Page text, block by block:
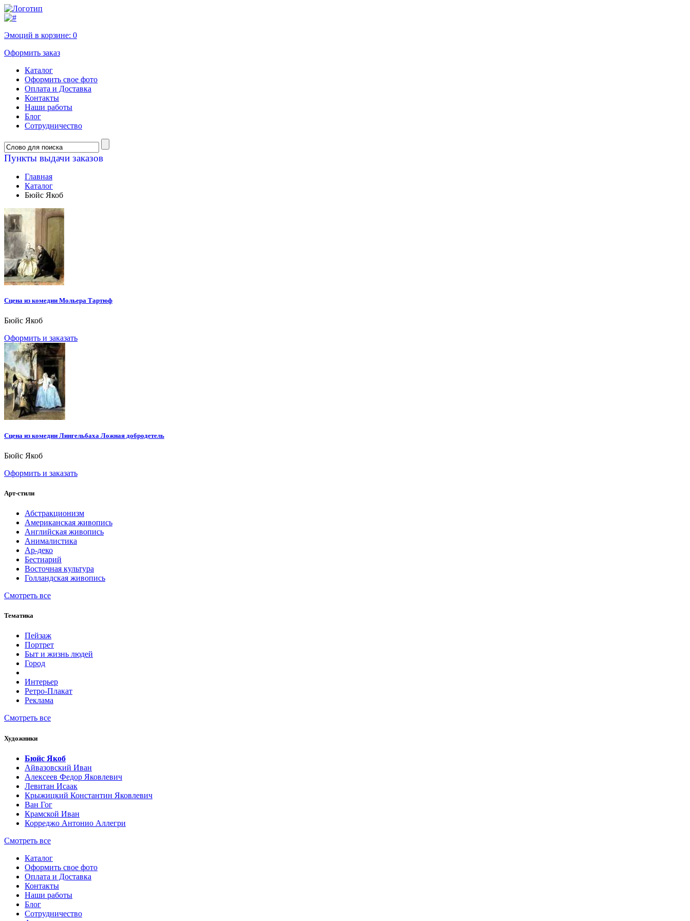
Эмоций в корзине: 0
Оформить заказ
Каталог
Оформить свое фото
Оплата и Доставка
Контакты
Наши работы
Блог
Сотрудничество
Пункты выдачи заказов
Главная
Каталог
Бюйс Якоб
Сцена из комедии Мольера Тартюф
Бюйс Якоб
Оформить и заказать
Сцена из комедии Лингельбаха Ложная добродетель
Бюйс Якоб
Оформить и заказать
Арт-стили
Абстракционизм
Американская живопись
Английская живопись
Анималистика
Ар-деко
Бестиарий
Восточная культура
Голландская живопись
Смотреть все
Тематика
Пейзаж
Портрет
Быт и жизнь людей
Город
Интерьер
Ретро-Плакат
Реклама
Смотреть все
Художники
Бюйс Якоб
Айвазовский Иван
Алексеев Федор Яковлевич
Левитан Исаак
Крыжицкий Константин Яковлевич
Ван Гог
Крамской Иван
Корреджо Антонио Аллегри
Смотреть все
Каталог
Оформить свое фото
Оплата и Доставка
Контакты
Наши работы
Блог
Сотрудничество